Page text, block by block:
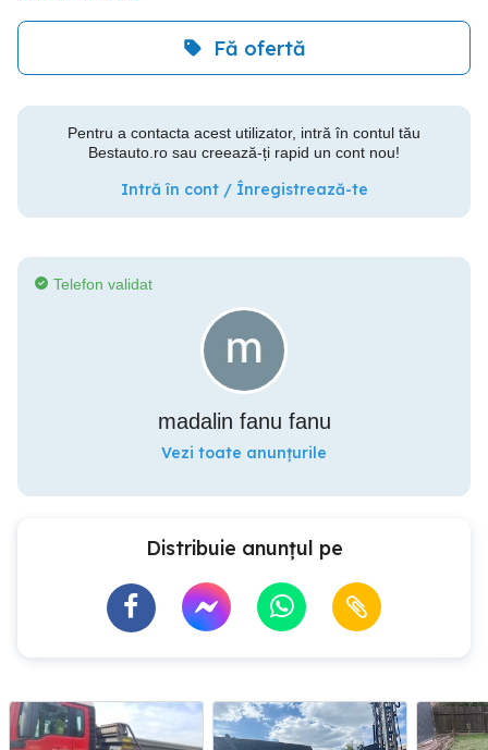
Fă ofertă
Pentru a contacta acest utilizator, intră în contul tău
Bestauto.ro sau creează-ți rapid un cont nou!
Intră în cont / Înregistrează-te
Telefon validat
madalin fanu fanu
Vezi toate anunțurile
Distribuie anunțul pe